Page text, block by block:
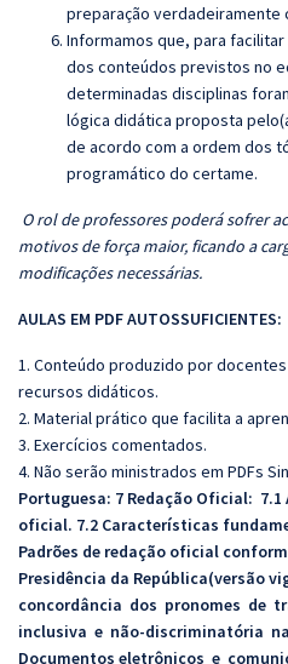
preparação verdadeiramente
Informamos que, para
dos conteúdos previstos no
determinadas disciplinas
lógica didática proposta
de acordo com a ordem dos
programático do certame.
O rol de professores poderá sofrer
motivos de força maior, ficando a
modificações necessárias.
AULAS EM PDF AUTOSSUFICIENTES:
1. Conteúdo produzido por
recursos didáticos.
2. Material prático que facilita a
3. Exercícios comentados.
4. Não serão ministrados em PDFs
Portuguesa: 7 Redação Oficial:
oficial. 7.2 Características
Padrões de redação oficial
Presidência da República(versão
concordância dos pronomes de
inclusiva e não-discriminatória
Documentos eletrônicos e